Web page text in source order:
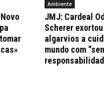
Ambiente
JMJ: Cardeal
Scherer
algarvios a
mundo com